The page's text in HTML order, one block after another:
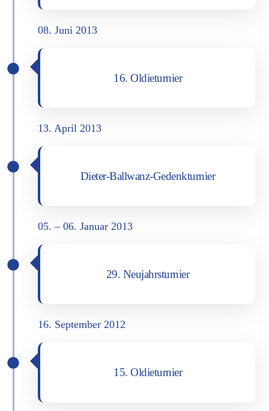
08. Juni 2013
16. Oldie­tur­nier
13. April 2013
Die­ter-Ball­wanz-Gedenk­tur­nier
05. – 06. Janu­ar 2013
29. Neu­jahrs­tur­nier
16. Sep­tem­ber 2012
15. Oldie­tur­nier